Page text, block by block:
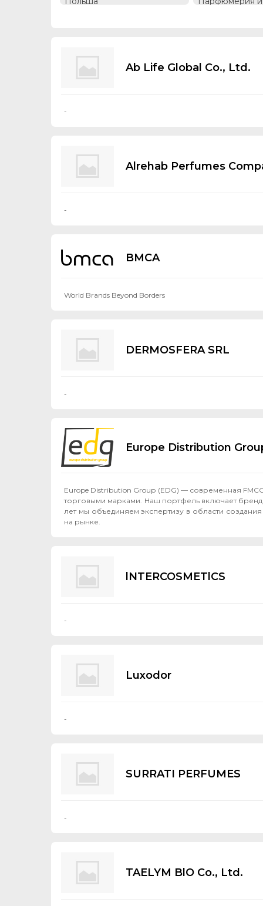
Ab Life Global Co., Ltd.
-
Alrehab Perfumes
-
BMCA
World Brands Beyond Borders
DERMOSFERA SRL
-
Europe Distribution
Europe Distribution Group (EDG) — современная
торговыми марками. Наш портфель включает
лет мы объединяем экспертизу в области
на рынке.
lNTERCOSMETlCS
-
Luхоdоr
-
SURRATI PERFUMES
-
TAELYM BlO Со., Ltd.